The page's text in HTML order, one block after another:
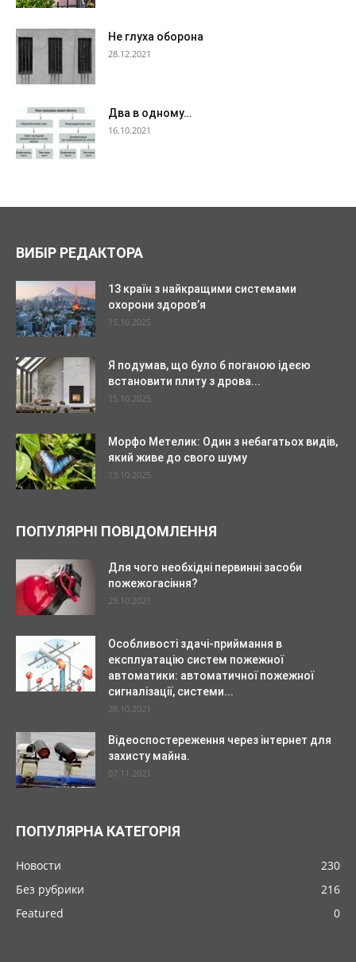
Не глуха оборона
28.12.2021
Два в одному…
16.10.2021
ВИБІР РЕДАКТОРА
13 країн з найкращими системами
охорони здоров’я
15.10.2025
Я подумав, що було б поганою ідеєю
встановити плиту з дрова...
15.10.2025
Морфо Метелик: Один з небагатьох видів,
який живе до свого шуму
13.10.2025
ПОПУЛЯРНІ ПОВІДОМЛЕННЯ
Для чого необхідні первинні засоби
пожежогасіння?
29.10.2021
Особливості здачі-приймання в
експлуатацію систем пожежної
автоматики: автоматичної пожежної
сигналізації, системи...
28.10.2021
Відеоспостереження через інтернет для
захисту майна.
07.11.2021
ПОПУЛЯРНА КАТЕГОРІЯ
Новости
230
Без рубрики
216
Featured
0